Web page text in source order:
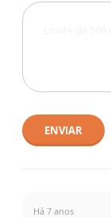
ENVIAR
Há 7 anos